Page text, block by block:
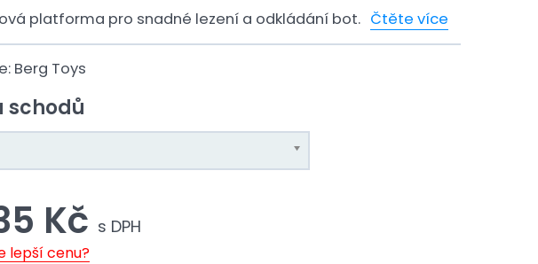
platforma pro snadné lezení a odkládání bot. Čtěte více
Berg Toys
schodů
Kč s DPH
lepší cenu?